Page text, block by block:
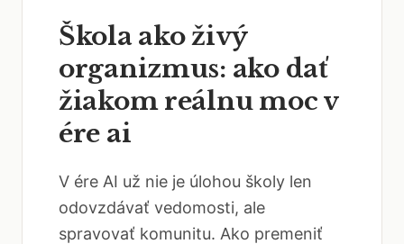
Škola ako živý
organizmus: ako dať
žiakom reálnu moc v
ére ai
V ére AI už nie je úlohou školy len
odovzdávať vedomosti, ale
spravovať komunitu. Ako premeniť